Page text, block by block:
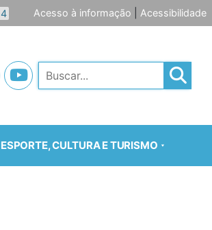
4 Acesso à informação Acessibilidade
Pesquisar
ESPORTE, CULTURA E TURISMO